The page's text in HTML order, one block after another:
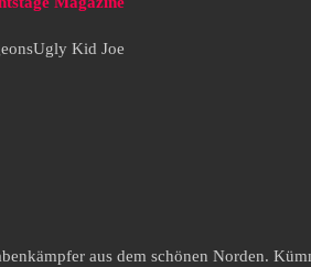
Ugly Kid Joe
aus dem schönen Norden.